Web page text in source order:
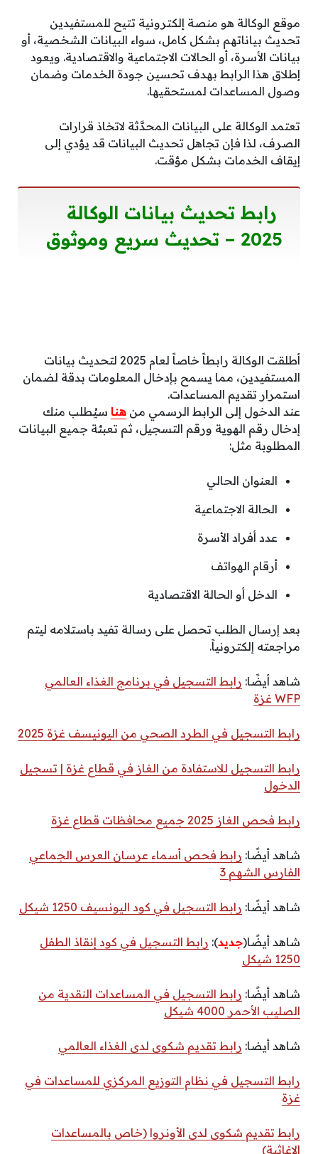
موقع الوكالة هو منصة إلكترونية تتيح للمستفيدين
تحديث بياناتهم بشكل كامل، سواء البيانات الشخصية، أو
بيانات الأسرة، أو الحالات الاجتماعية والاقتصادية. ويعود
إطلاق هذا الرابط بهدف تحسين جودة الخدمات وضمان
وصول المساعدات لمستحقيها.
تعتمد الوكالة على البيانات المحدَّثة لاتخاذ قرارات
الصرف، لذا فإن تجاهل تحديث البيانات قد يؤدي إلى
إيقاف الخدمات بشكل مؤقت.
رابط تحديث بيانات الوكالة
2025 – تحديث سريع وموثوق
أطلقت الوكالة رابطاً خاصاً لعام 2025 لتحديث بيانات
المستفيدين، مما يسمح بإدخال المعلومات بدقة لضمان
استمرار تقديم المساعدات.
عند الدخول إلى الرابط الرسمي من هنا سيُطلب منك
إدخال رقم الهوية ورقم التسجيل، ثم تعبئة جميع البيانات
المطلوبة مثل:
العنوان الحالي
الحالة الاجتماعية
عدد أفراد الأسرة
أرقام الهواتف
الدخل أو الحالة الاقتصادية
بعد إرسال الطلب تحصل على رسالة تفيد باستلامه ليتم
مراجعته إلكترونياً.
شاهد أيضًا: رابط التسجيل في برنامج الغذاء العالمي
WFP غزة
رابط التسجيل في الطرد الصحي من اليونيسف غزة 2025
رابط التسجيل للاستفادة من الغاز في قطاع غزة | تسجيل
الدخول
رابط فحص الغاز 2025 جميع محافظات قطاع غزة
شاهد أيضًا: رابط فحص أسماء عرسان العرس الجماعي
الفارس الشهم 3
شاهد أيضًا: رابط التسجيل في كود اليونسيف 1250 شيكل
شاهد أيضًا(جديد): رابط التسجيل في كود إنقاذ الطفل
1250 شيكل
شاهد أيضًا: رابط التسجيل في المساعدات النقدية من
الصليب الأحمر 4000 شيكل
شاهد أيضا: رابط تقديم شكوى لدى الغذاء العالمي
رابط التسجيل في نظام التوزيع المركزي للمساعدات في
غزة
رابط تقديم شكوى لدى الأونروا (خاص بالمساعدات
الإغاثية)